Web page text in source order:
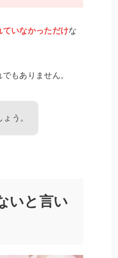
ていなかっただけな
もありません。
う。
いと言い